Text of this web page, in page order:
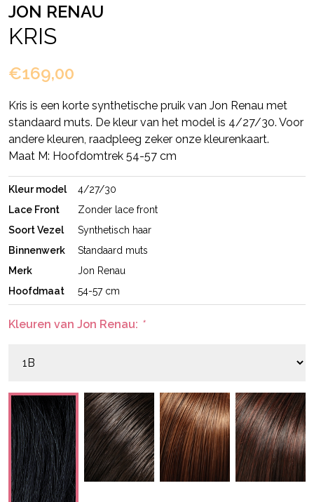
JON RENAU
KRIS
€169,00
Kris is een korte synthetische pruik van Jon Renau met
standaard muts. De kleur van het model is 4/27/30. Voor
andere kleuren, raadpleeg zeker onze kleurenkaart.
Maat M: Hoofdomtrek 54-57 cm
Kleur model
4/27/30
Lace Front
Zonder lace front
Soort Vezel
Synthetisch haar
Binnenwerk
Standaard muts
Merk
Jon Renau
Hoofdmaat
54-57 cm
Kleuren van Jon Renau: *